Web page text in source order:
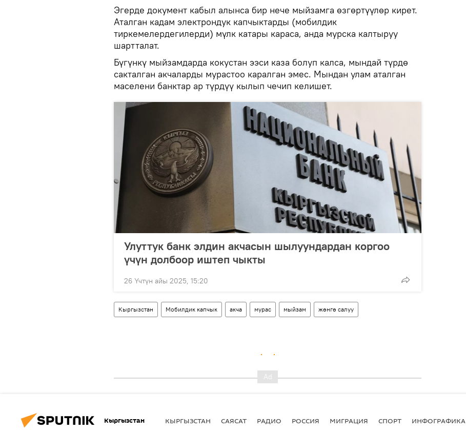
Эгерде документ кабыл алынса бир нече мыйзамга өзгөртүүлөр кирет.
Аталган кадам электрондук капчыктарды (мобилдик
тиркемелердегилерди) мүлк катары караса, анда мурска калтыруу
шартталат.
Бүгүнкү мыйзамдарда кокустан ээси каза болуп калса, мындай түрдө
сакталган акчаларды мурастоо каралган эмес. Мындан улам аталган
маселени банктар ар түрдүү кылып чечип келишет.
Улуттук банк элдин акчасын шылуундардан коргоо
үчүн долбоор иштеп чыкты
26 Үчтүн айы 2025, 15:20
Кыргызстан Мобилдик капчык акча мурас мыйзам жөнгө салуу
Кыргызстан КЫРГЫЗСТАН САЯСАТ РАДИО РОССИЯ МИГРАЦИЯ СПОРТ ИНФОГРАФИКА